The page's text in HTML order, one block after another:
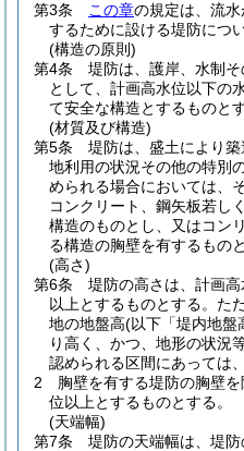
第3条
この章の規定は、流
するために設ける堤防につ
(構造の原則)
第4条
堤防は、護岸、水制
として、計画高水位以下の
て安全な構造とするものとす
(材質及び構造)
第5条
堤防は、盛土により築
地利用の状況その他の特別
められる場合においては、
コンクリート、鋼矢板若し
構造のものとし、又はコン
る構造の胸壁を有するもの
(高さ)
第6条
堤防の高さは、計画
以上とするものとする。 た
地の地盤高(以下「堤内地盤
り高く、かつ、地形の状況
認められる区間にあっては
2
胸壁を有する堤防の胸壁
位以上とするものとする。
(天端幅)
第7条
堤防の天端幅は、堤